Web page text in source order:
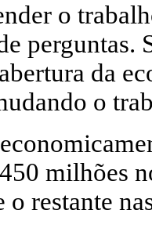
o
perguntas.
da
o
milhões
restante